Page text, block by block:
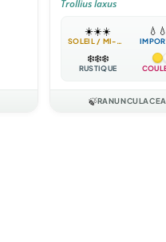
Trollius laxus
☀️☀️☀️
SOLEIL / MI-OMBRE
💧 💧
❄️❄️❄️
RUSTIQUE
🍃